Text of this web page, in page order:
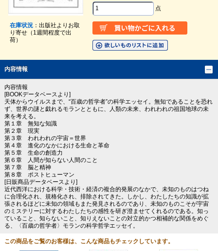
在庫状況：出版社よりお取
り寄せ（1週間程度で出
荷）
点
内容情報
内容情報
[BOOKデータベースより]
天体からウイルスまで、“百歳の哲学者”の科学エッセイ。無知であることを恐れ
ず、世界の謎と戯れるモランとともに、人類の未来、われわれの祖国地球の未
来を考える。
第１章 無知な知識
第２章 現実
第３章 われわれの宇宙＝世界
第４章 進化のなかにおける生命と革命
第５章 生命の創造力
第６章 人間が知らない人間のこと
第７章 脳と精神
第８章 ポストヒューマン
[日販商品データベースより]
近代西洋における科学・技術・経済の複合的発展のなかで、未知のものはつね
に合理化され、規格化され、排除されてきた。しかし、わたしたちの知識が拡
張されるほどに未知の領域もまた発見されるのであり、未知のものこそが宇宙
のミステリーに対するわたしたちの感性を研ぎ澄ませてくれるのである。知っ
ていること、知らないこと、知りえないことの対立的かつ相補的な関係をめぐ
る、〈百歳の哲学者〉モランの科学哲学エッセイ。
この商品をご覧のお客様は、こんな商品もチェックしています。